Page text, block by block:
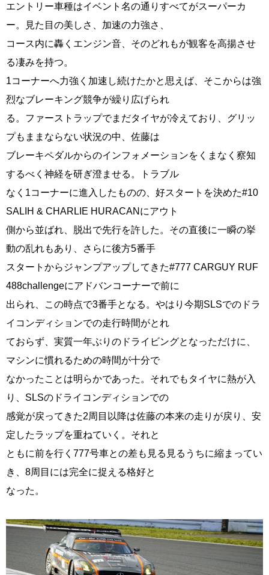
エントリー車種はイベント名の通りすべてがスーパーカ
ー。見た目の美しさ、加速の力強さ、
コース内に轟くエンジン音、そのどれもが観客を高揚させ
る凄みを持つ。
1コーナーへ力強く加速し続けたかと思えば、そこからは強
烈なブレーキング競争が繰り広げられ
る。ファーストラップでまだタイヤが冷えており、グリッ
プもままならない状況の中、佐藤は
ブレーキペダルからのインフォメーションをくまなく察知
するべく神経を研ぎ澄ませる。トラブル
なく1コーナーに進入したものの、好スタートを決めた#10
SALIH & CHARLIE HURACANにアウト
側から並ばれ、脱出で先行を許した。その直後に一瞬の挙
動の乱れもあり、さらに後方5番手
スタートからジャンプアップしてきた#777 CARGUY RUF
488challengeにアドバンコーナーで前に
出られ、この時点で3番手となる。やはり今期SLSでのドラ
イコンディションでの走行時間がとれ
ておらず、実質一年ぶりのドライビングとなっただけに、
マシンに慣れるための時間が十分で
なかったことは明らかであった。それでもタイヤに熱が入
り、SLSのドライコンディションでの
感覚が戻ってきた2周目以降は佐藤の本来の走りが戻り、安
定したラップを重ねていく。それと
ともに前を行く777号車との差も見る見るうちに縮まってい
き、8周目には完全に捉える格好と
なった。